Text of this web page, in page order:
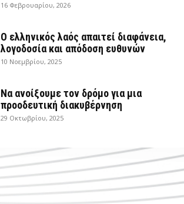
16 Φεβρουαρίου, 2026
Ο ελληνικός λαός απαιτεί διαφάνεια,
λογοδοσία και απόδοση ευθυνών
10 Νοεμβρίου, 2025
Να ανοίξουμε τον δρόμο για μια
προοδευτική διακυβέρνηση
29 Οκτωβρίου, 2025